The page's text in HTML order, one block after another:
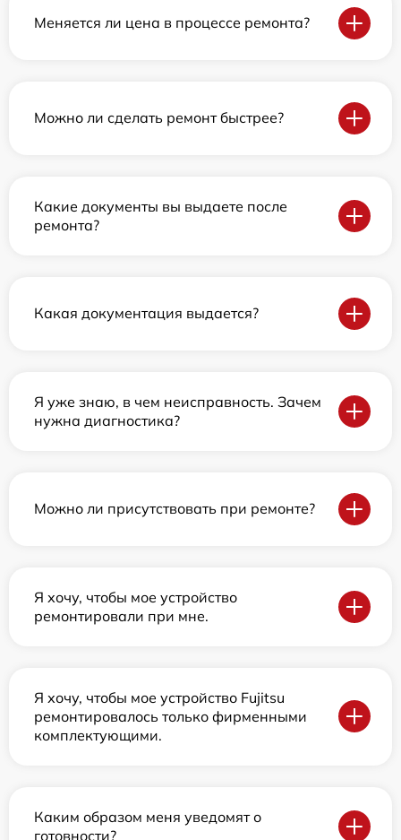
Меняется ли цена в процессе ремонта?
Можно ли сделать ремонт быстрее?
Какие документы вы выдаете после
ремонта?
Какая документация выдается?
Я уже знаю, в чем неисправность. Зачем
нужна диагностика?
Можно ли присутствовать при ремонте?
Я хочу, чтобы мое устройство
ремонтировали при мне.
Я хочу, чтобы мое устройство Fujitsu
ремонтировалось только фирменными
комплектующими.
Каким образом меня уведомят о
готовности?